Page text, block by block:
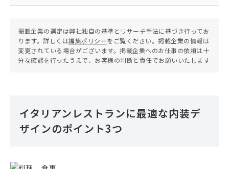
掲載企業の選定は弊社独自の基準とリサーチ手法に基づき行ってお
ります。詳しくは編集ポリシーをご覧ください。掲載企業の情報は
変更されている場合がございます。掲載企業へのお仕事の依頼は十
分な確認を行ったうえで、お客様の判断と責任でお願いいたします
イタリアンレストランに最適な内装デ
ザインのポイント3つ